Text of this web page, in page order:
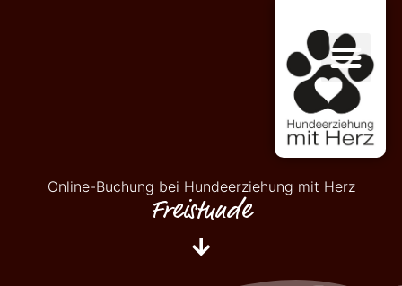
Online-Buchung bei Hundeerziehung mit Herz
Freistunde